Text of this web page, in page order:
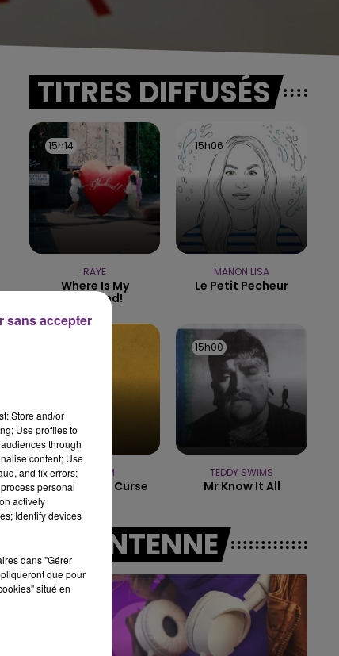
LE BEST OF DE LA FAMILLE
CHAMPAGNE FM
TITRES DIFFUSÉS
15h14
15h14
RAYE
Where Is My
Husband!
15h06
15h06
MANON LISA
Le Petit Pecheur
THE FAIM
Summer Is A Curse
15h00
15h00
TEDDY SWIMS
Mr Know It All
A L'ANTENNE
Store and/or
Use profiles to
through
content; Use
and fix errors;
personal
actively
Identify devices
dans "Gérer
que pour
situé en
sans accepter